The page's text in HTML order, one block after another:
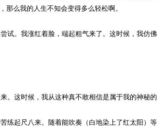
么我的人生不知会变得多么轻松啊。
。我涨红着脸，端起粗气来了。这时候，我仿
这时候，我从这种真不敢相信是属于我的神秘
起尺八来。随着能吹奏（白地染上了红太阳）